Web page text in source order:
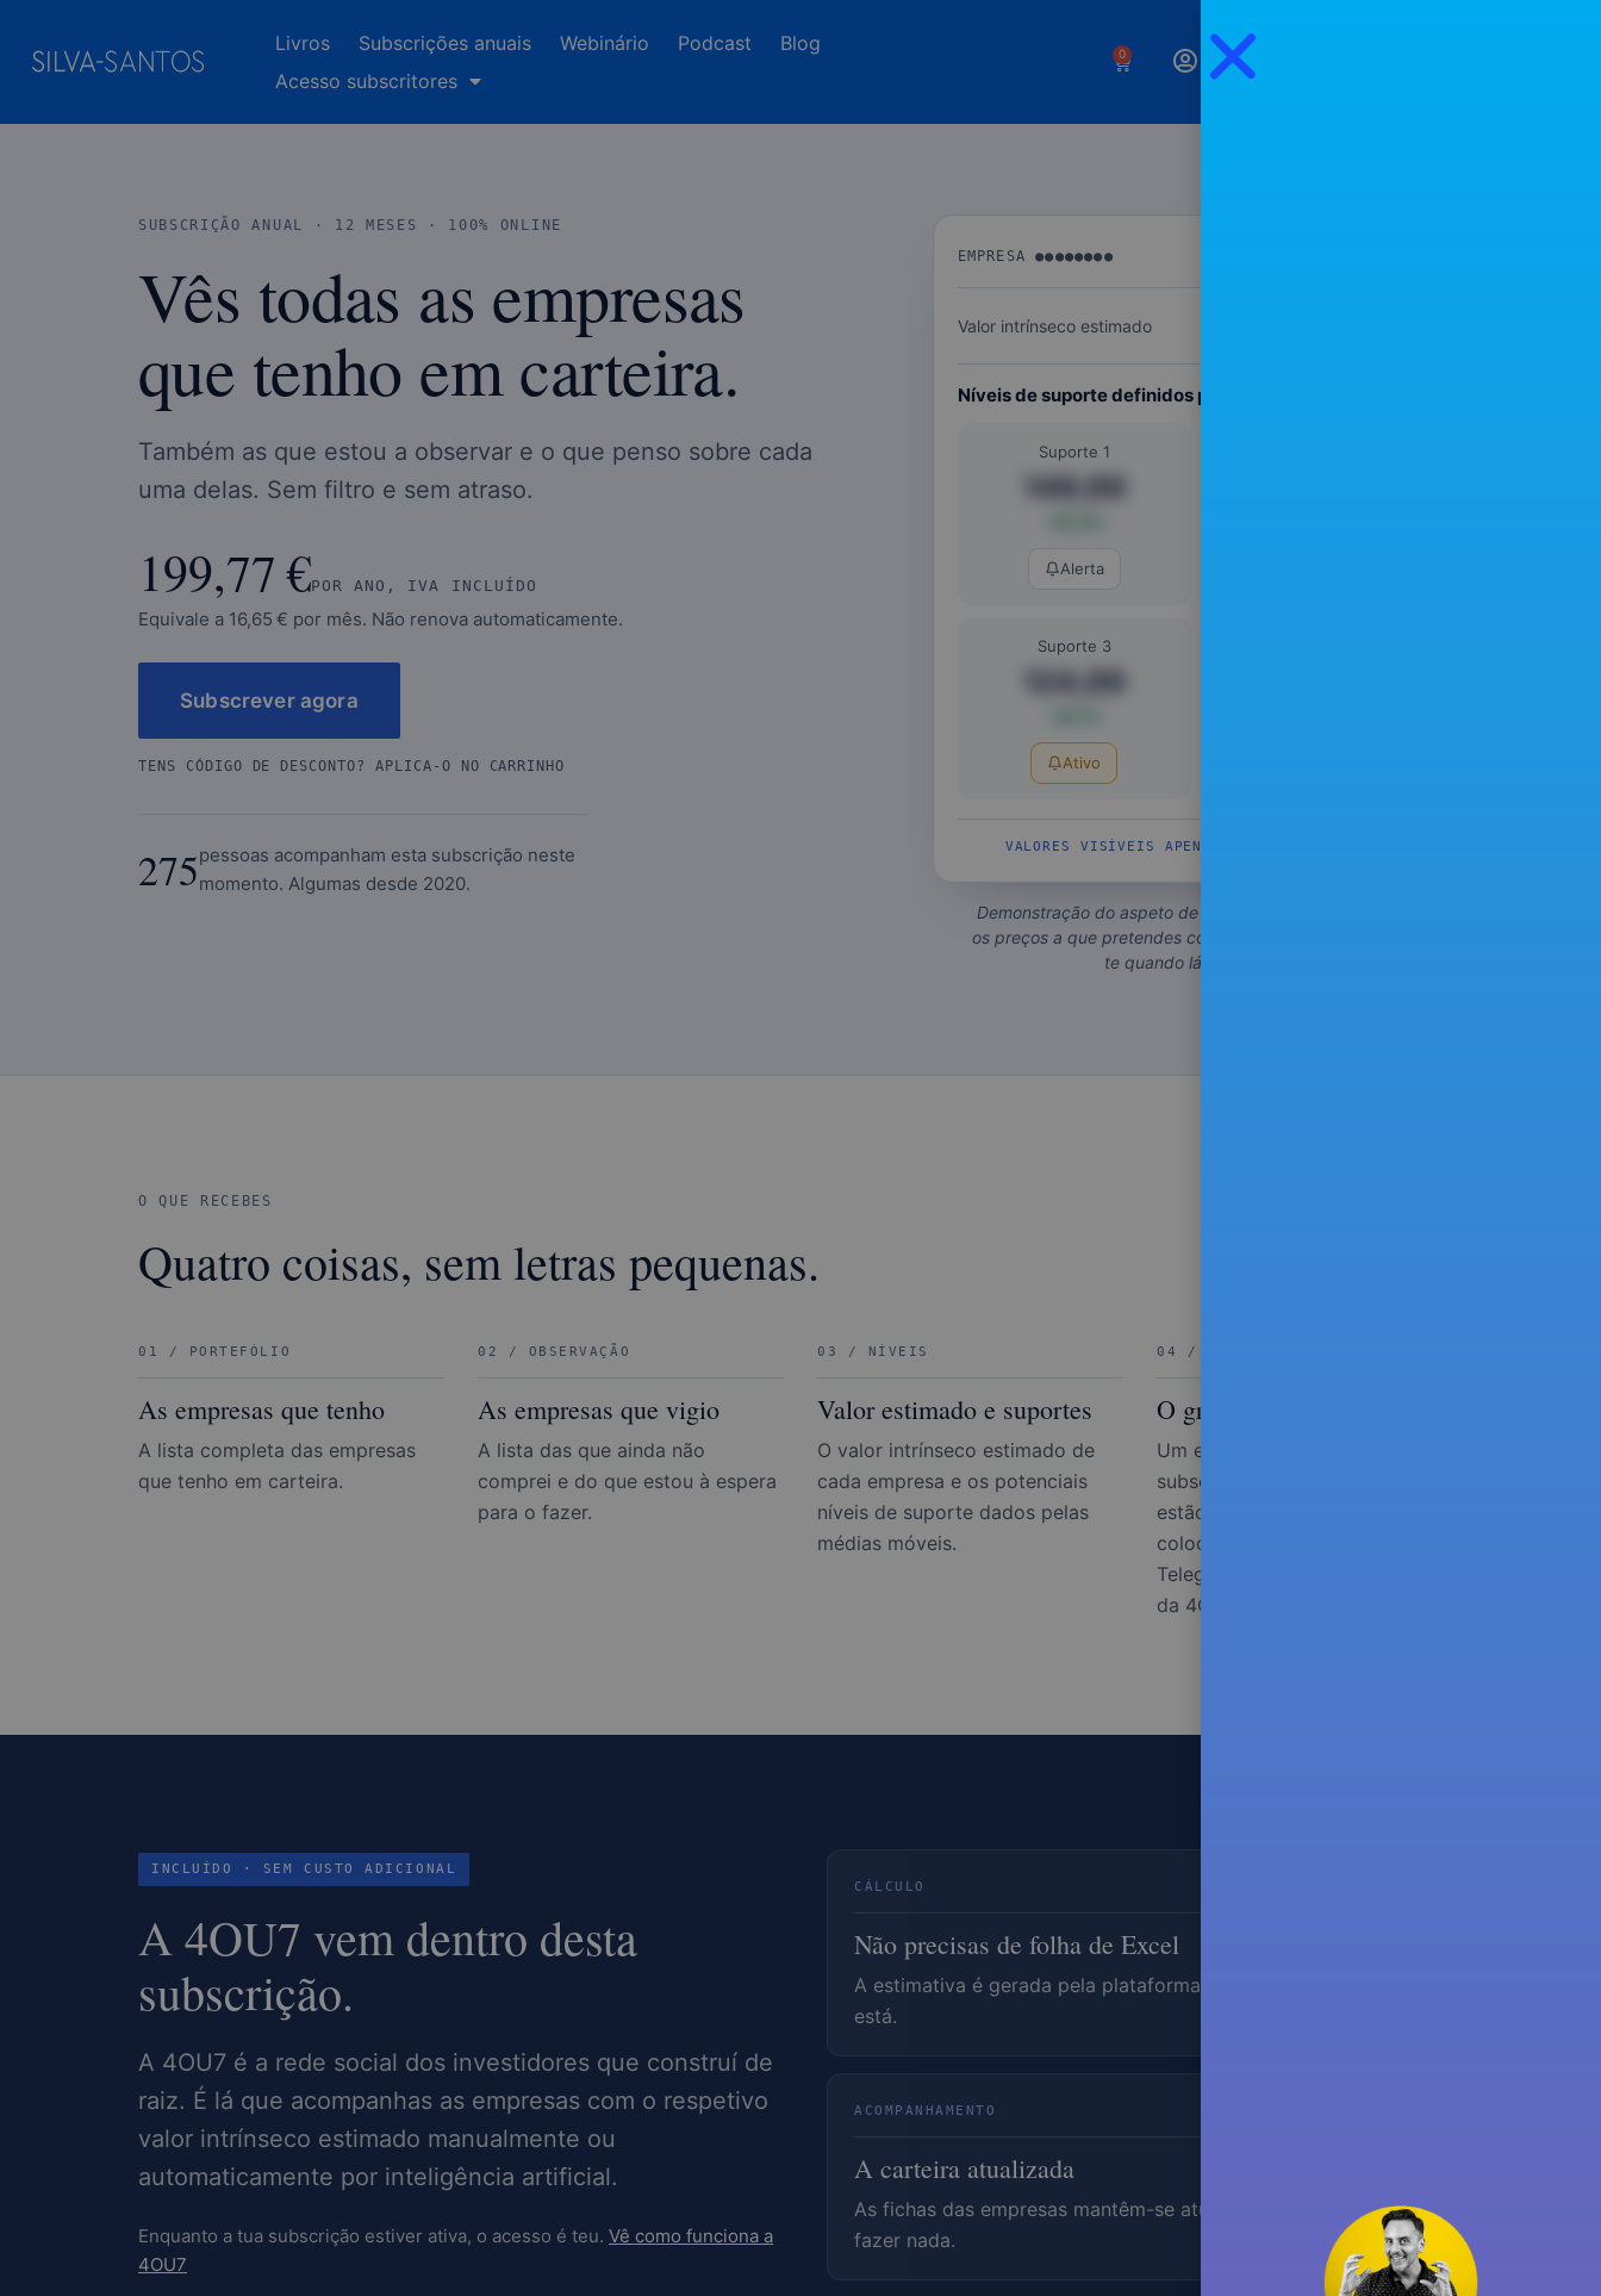
Livros Subscrições anuais Webinário Podcast
Blog
Acesso subscritores
0
SUBSCRIÇÃO ANUAL · 12 MESES · 100% ONLINE
Vês todas as empresas
que tenho em carteira.
Também as que estou a observar e o que penso sobre cada
uma delas. Sem filtro e sem atraso.
199,77 €POR ANO, IVA INCLUÍDO
Equivale a 16,65 € por mês. Não renova automaticamente.
Subscrever agora
TENS CÓDIGO DE DESCONTO? APLICA-O NO CARRINHO
275pessoas acompanham esta subscrição neste
momento. Algumas desde 2020.
EMPRESA ●●●●●●●●
Valor intrínseco estimado
Níveis de suporte definidos por ti.
Suporte 1
149,00
Alerta
Suporte 3
124,00
Ativo
VALORES VISÍVEIS APENAS PARA SUBSCRITORES
Demonstração do aspeto de uma ficha na 4OU7. Marcas
os preços a que pretendes comprar e a plataforma avisa-
te quando lá chegarem.
O QUE RECEBES
Quatro coisas, sem letras pequenas.
01 / PORTEFÓLIO
As empresas que tenho
A lista completa das empresas
que tenho em carteira.
02 / OBSERVAÇÃO
As empresas que vigio
A lista das que ainda não
comprei e do que estou à espera
para o fazer.
03 / NÍVEIS
Valor estimado e suportes
O valor intrínseco estimado de
cada empresa e os potenciais
níveis de suporte dados pelas
médias móveis.
04 / COMUNIDADE
O grupo privado
Um espaço fechado onde os
subscritores comentam o que
estão a fazer e onde podes
colocar dúvidas. Hoje no
Telegram, a migrar para dentro
da 4OU7 em breve.
INCLUÍDO · SEM CUSTO ADICIONAL
A 4OU7 vem dentro desta
subscrição.
A 4OU7 é a rede social dos investidores que construí de
raiz. É lá que acompanhas as empresas com o respetivo
valor intrínseco estimado manualmente ou
automaticamente por inteligência artificial.
Enquanto a tua subscrição estiver ativa, o acesso é teu. Vê como funciona a
4OU7
CÁLCULO
Não precisas de folha de Excel
A estimativa é gerada pela plataforma. Chegas e o número já lá
está.
ACOMPANHAMENTO
A carteira atualizada
As fichas das empresas mantêm-se atuais sem que tenhas de
fazer nada.